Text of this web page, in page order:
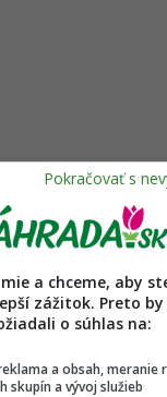
a chceme, aby
zážitok. Preto
o súhlas na:
a obsah, meranie
skupín a vývoj služieb